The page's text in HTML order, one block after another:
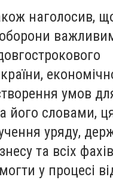
наголосив,
умов
його словами,
уряду,
та всіх
у процесі